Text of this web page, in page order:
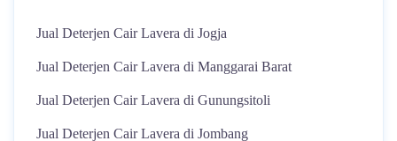
Jual Deterjen Cair Lavera di Jogja
Jual Deterjen Cair Lavera di Manggarai Barat
Jual Deterjen Cair Lavera di Gunungsitoli
Jual Deterjen Cair Lavera di Jombang